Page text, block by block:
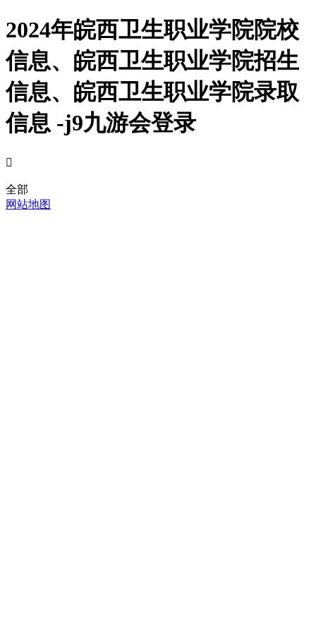
2024年皖西卫生职业学院院校
信息、皖西卫生职业学院招生
信息、皖西卫生职业学院录取
信息 -j9九游会登录

全部
网站地图